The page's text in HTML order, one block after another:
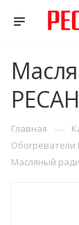
Главная —
Обогреватели
Масляный